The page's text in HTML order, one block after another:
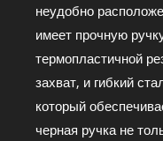
неудобно
имеет прочную
термопластичной
захват, и гибкий
который
черная ручка не